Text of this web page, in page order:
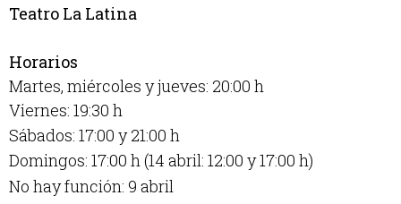
Teatro La Latina
Horarios
Martes, miércoles y jueves: 20:00 h
Viernes: 19:30 h
Sábados: 17:00 y 21:00 h
Domingos: 17:00 h (14 abril: 12:00 y 17:00 h)
No hay función: 9 abril